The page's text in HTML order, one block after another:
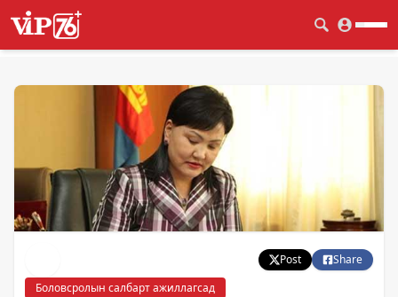
Post
Share
Боловсролын салбарт ажиллагсад